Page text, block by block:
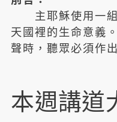
主耶穌使用一組
天國裡的生命意義
聲時，聽眾必須作
本週講道